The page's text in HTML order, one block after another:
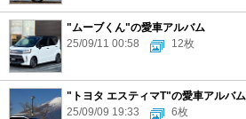
"ムーブくん"の愛車アルバム
25/09/11 00:58
12枚
"トヨタ エスティマT"の愛車アルバム
25/09/09 19:33
6枚